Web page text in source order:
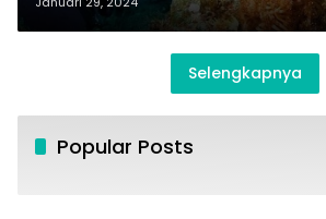
Selengkapnya
Popular Posts